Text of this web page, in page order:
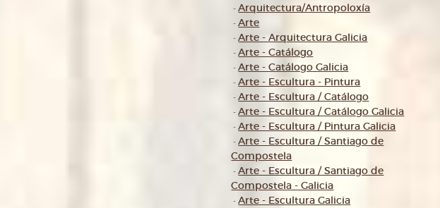
-Arquitectura/Antropoloxía
-Arte
-Arte - Arquitectura Galicia
-Arte - Catálogo
-Arte - Catálogo Galicia
-Arte - Escultura - Pintura
-Arte - Escultura / Catálogo
-Arte - Escultura / Catálogo Galicia
-Arte - Escultura / Pintura Galicia
-Arte - Escultura / Santiago de
Compostela
-Arte - Escultura / Santiago de
Compostela - Galicia
-Arte - Escultura Galicia